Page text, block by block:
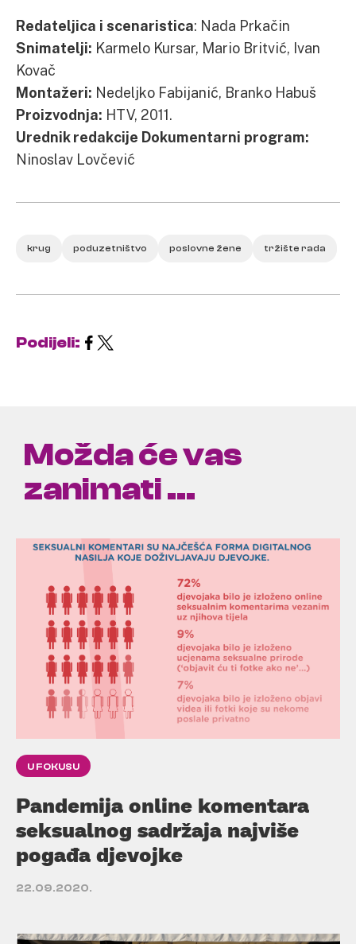
Redateljica i scenaristica: Nada Prkačin
Snimatelji: Karmelo Kursar, Mario Britvić, Ivan
Kovač
Montažeri: Nedeljko Fabijanić, Branko Habuš
Proizvodnja: HTV, 2011.
Urednik redakcije Dokumentarni program:
Ninoslav Lovčević
krug poduzetništvo poslovne žene tržište rada
Podijeli:
Možda će vas
zanimati ...
U FOKUSU
Pandemija online komentara
seksualnog sadržaja najviše
pogađa djevojke
22.09.2020.